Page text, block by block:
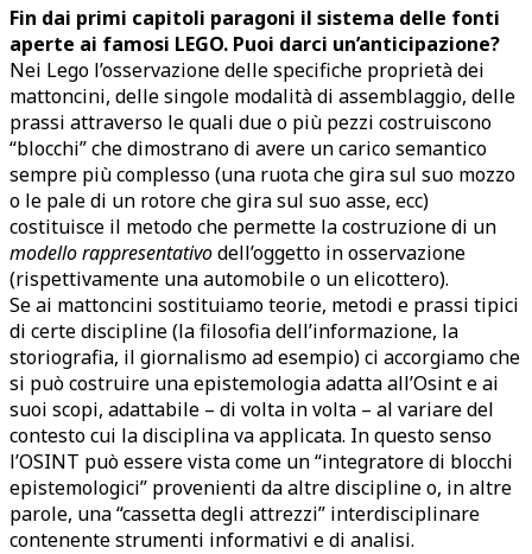
Fin dai primi capitoli paragoni il sistema delle fonti
aperte ai famosi LEGO. Puoi darci un’anticipazione?
Nei Lego l’osservazione delle specifiche proprietà dei
mattoncini, delle singole modalità di assemblaggio, delle
prassi attraverso le quali due o più pezzi costruiscono
“blocchi” che dimostrano di avere un carico semantico
sempre più complesso (una ruota che gira sul suo mozzo
o le pale di un rotore che gira sul suo asse, ecc)
costituisce il metodo che permette la costruzione di un
modello rappresentativodell’oggetto in osservazione
(rispettivamente una automobile o un elicottero).
Se ai mattoncini sostituiamo teorie, metodi e prassi tipici
di certe discipline (la filosofia dell’informazione, la
storiografia, il giornalismo ad esempio) ci accorgiamo che
si può costruire una epistemologia adatta all’Osint e ai
suoi scopi, adattabile – di volta in volta – al variare del
contesto cui la disciplina va applicata. In questo senso
l’OSINT può essere vista come un “integratore di blocchi
epistemologici” provenienti da altre discipline o, in altre
parole, una “cassetta degli attrezzi” interdisciplinare
contenente strumenti informativi e di analisi.